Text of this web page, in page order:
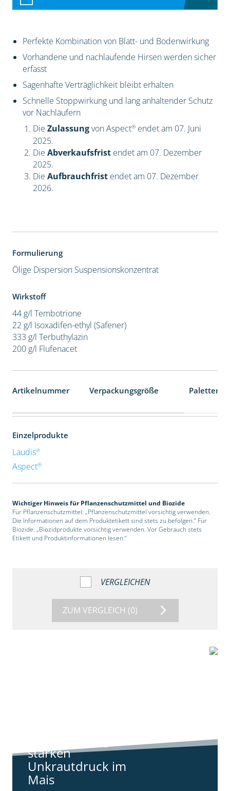
Perfekte Kombination von Blatt- und Bodenwirkung
Vorhandene und nachlaufende Hirsen werden sicher
erfasst
Sagenhafte Verträglichkeit bleibt erhalten
Schnelle Stoppwirkung und lang anhaltender Schutz
vor Nachläufern
Die Zulassungvon Aspect®endet am 07. Juni
2025.
Die Abverkaufsfrist endet am 07. Dezember
2025.
Die Aufbrauchfrist endet am 07. Dezember
2026.
Formulierung
Ölige Dispersion Suspensionskonzentrat
Wirkstoff
44 g/l Tembotrione
22 g/l Isoxadifen-ethyl (Safener)
333 g/l Terbuthylazin
200 g/l Flufenacet
Artikelnummer Verpackungsgröße
Einzelprodukte
Laudis®
Aspect®
Wichtiger Hinweis für Pflanzenschutzmittel und Biozide
Für Pflanzenschutzmittel: „Pflanzenschutzmittel vorsichtig verwenden.
Die Informationen auf dem Produktetikett sind stets zu befolgen.“ Für
Biozide: „Biozidprodukte vorsichtig verwenden. Vor Gebrauch stets
Etikett und Produktinformationen lesen.“
VERGLEICHEN
ZUM VERGLEICH (0)
starken
Unkrautdruck im
Mais